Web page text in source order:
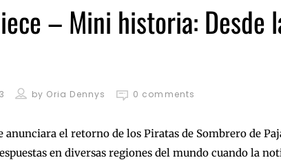
– Mini historia: Desde
by Oria Dennys 0 comments
anunciara el retorno de los Piratas de Sombrero de
en diversas regiones del mundo cuando la